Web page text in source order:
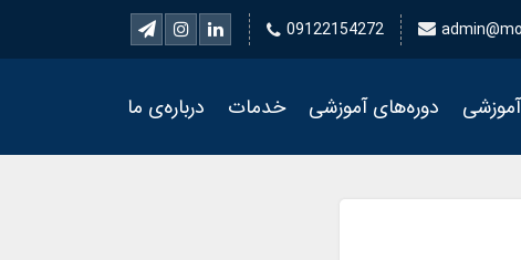
09122154272
دوره‌های آموزشی خدمات درباره‌ی ما